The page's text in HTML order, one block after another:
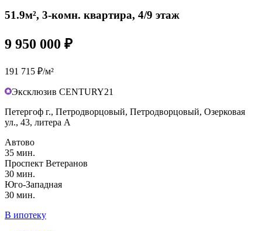
51.9м², 3-комн. квартира, 4/9 этаж
9 950 000 ₽
191 715 ₽/м²
Эксклюзив CENTURY21
Петергоф г., Петродворцовый, Петродворцовый, Озерковая
ул., 43, литера А
Автово
35 мин.
Проспект Ветеранов
30 мин.
Юго-Западная
30 мин.
В ипотеку